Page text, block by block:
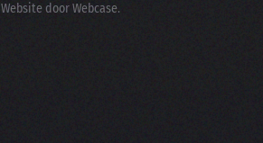
Website doorWebcase.